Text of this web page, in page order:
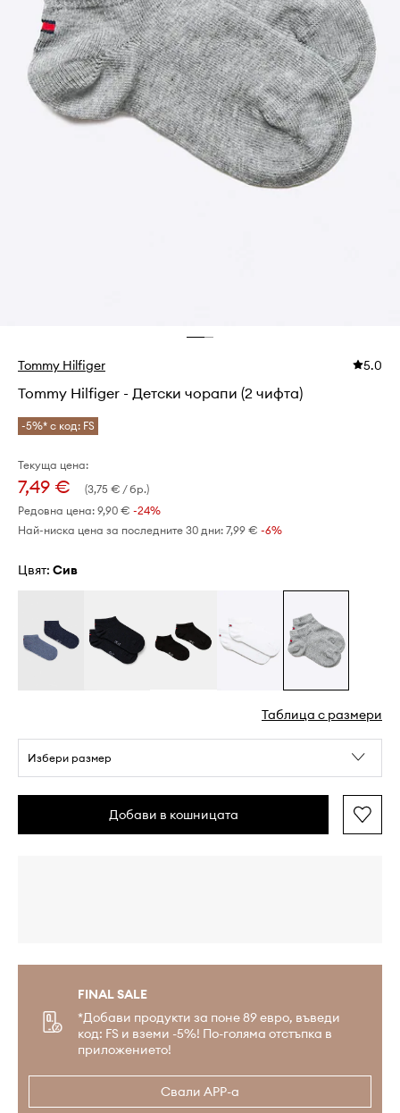
Tommy Hilfiger 5.0
Tommy Hilfiger - Детски чорапи (2 чифта)
-5%* с код: FS
Текуща цена:
7,49 €
(3,75 € / бр.)
Редовна цена: 9,90 € -24%
Най-ниска цена за последните 30 дни: 7,99 € -6%
Цвят: сив
Таблица с размери
Избери размер
Добави в кошницата
FINAL SALE
*Добави продукти за поне 89 евро, въведи
код: FS и вземи -5%! По-голяма отстъпка в
приложението!
Свали APP-а